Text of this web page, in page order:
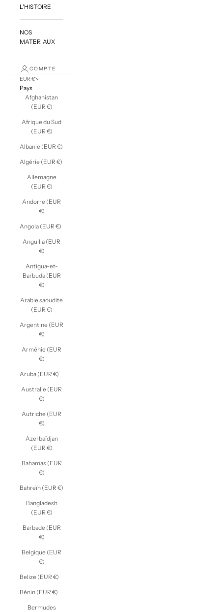
L'HISTOIRE
NOS
MATERIAUX
COMPTE
EUR €
Pays
Afghanistan
(EUR €)
Afrique du Sud
(EUR €)
Albanie (EUR €)
Algérie (EUR €)
Allemagne
(EUR €)
Andorre (EUR
€)
Angola (EUR €)
Anguilla (EUR
€)
Antigua-et-
Barbuda (EUR
€)
Arabie saoudite
(EUR €)
Argentine (EUR
€)
Arménie (EUR
€)
Aruba (EUR €)
Australie (EUR
€)
Autriche (EUR
€)
Azerbaïdjan
(EUR €)
Bahamas (EUR
€)
Bahreïn (EUR €)
Bangladesh
(EUR €)
Barbade (EUR
€)
Belgique (EUR
€)
Belize (EUR €)
Bénin (EUR €)
Bermudes